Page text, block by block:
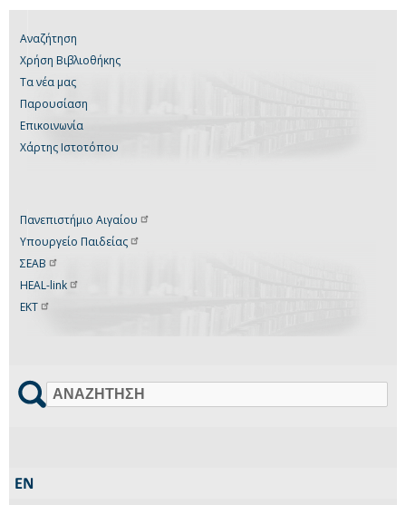
Αναζήτηση
Χρήση Βιβλιοθήκης
Τα νέα μας
Παρουσίαση
Επικοινωνία
Χάρτης Ιστοτόπου
Πανεπιστήμιο Αιγαίου
Υπουργείο Παιδείας
ΣΕΑΒ
HEAL-link
ΕΚΤ
Αναζήτηση